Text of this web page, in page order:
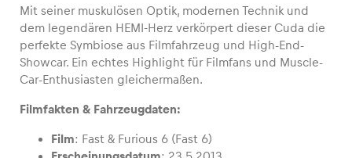
Fahrzeug
Mit seiner muskulösen Optik, modernen Technik und
dem legendären HEMI-Herz verkörpert dieser Cuda die
perfekte Symbiose aus Filmfahrzeug und High-End-
Showcar. Ein echtes Highlight für Filmfans und Muscle-
Car-Enthusiasten gleichermaßen.
Filmfakten & Fahrzeugdaten:
Film: Fast & Furious 6 (Fast 6)